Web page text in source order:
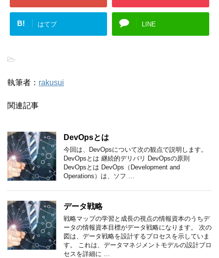
B! はてブ LINE
-
執筆者： rakusui
関連記事
DevOpsとは
今回は、DevOpsについて次の観点で説明します。
DevOpsとは 継続的デリバリ DevOpsの原則
DevOpsとは DevOps（Development and
Operations）は、ソフ …
データ戦略
戦略マップの学習と成長の視点の情報資本のうちデ
ータの情報資本目標がデータ戦略になります。 次の
図は、データ戦略を設計するプロセスを示していま
す。 これは、データマネジメントモデルの設計プロ
セスを詳細に …